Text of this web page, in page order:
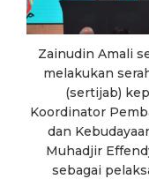
Zainudin Amali
melakukan
(sertijab)
Koordinator
dan
Muhadjir
sebagai